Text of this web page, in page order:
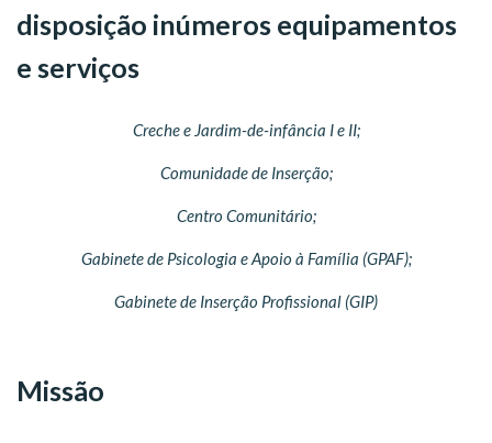
disposição inúmeros equipamentos
e serviços
Creche e Jardim-de-infância I e II;
Comunidade de Inserção;
Centro Comunitário;
Gabinete de Psicologia e Apoio à Família (GPAF);
Gabinete de Inserção Profissional (GIP)
Missão